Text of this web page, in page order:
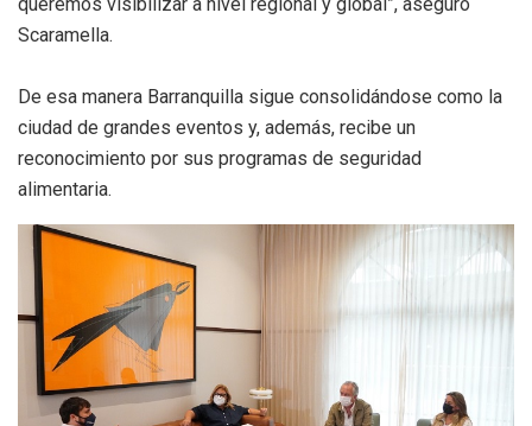
Scaramella.
De esa manera Barranquilla sigue consolidándose como la
ciudad de grandes eventos y, además, recibe un
reconocimiento por sus programas de seguridad
alimentaria.